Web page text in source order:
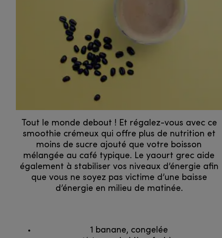
Tout le monde debout ! Et régalez-vous avec ce
smoothie crémeux qui offre plus de nutrition et
moins de sucre ajouté que votre boisson
mélangée au café typique. Le yaourt grec aide
également à stabiliser vos niveaux d’énergie afin
que vous ne soyez pas victime d’une baisse
d’énergie en milieu de matinée.
1 banane, congelée